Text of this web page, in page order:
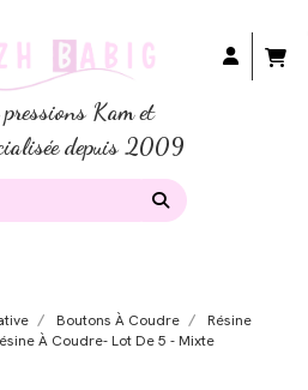
pressions Kam et
depuis 2009
Boutons À Coudre
Résine
À Coudre- Lot De 5 - Mixte